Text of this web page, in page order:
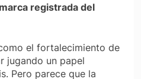
registrada del
el fortalecimiento de
jugando un papel
Pero parece que la